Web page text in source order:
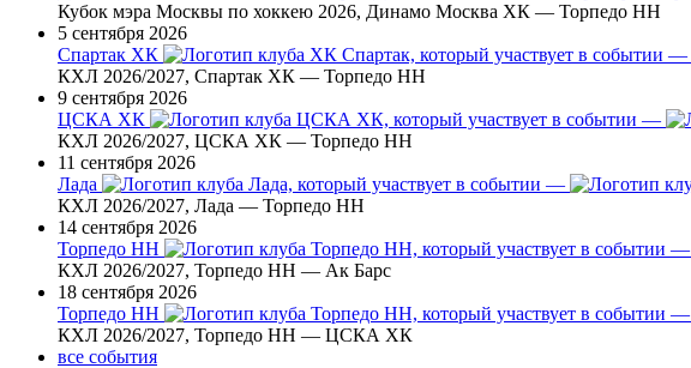
Кубок мэра Москвы по хоккею 2026, Динамо Москва ХК — Торпедо НН
5 сентября 2026
Спартак ХК
—
КХЛ 2026/2027, Спартак ХК — Торпедо НН
9 сентября 2026
ЦСКА ХК
—
КХЛ 2026/2027, ЦСКА ХК — Торпедо НН
11 сентября 2026
Лада
—
КХЛ 2026/2027, Лада — Торпедо НН
14 сентября 2026
Торпедо НН
—
КХЛ 2026/2027, Торпедо НН — Ак Барс
18 сентября 2026
Торпедо НН
—
КХЛ 2026/2027, Торпедо НН — ЦСКА ХК
все события